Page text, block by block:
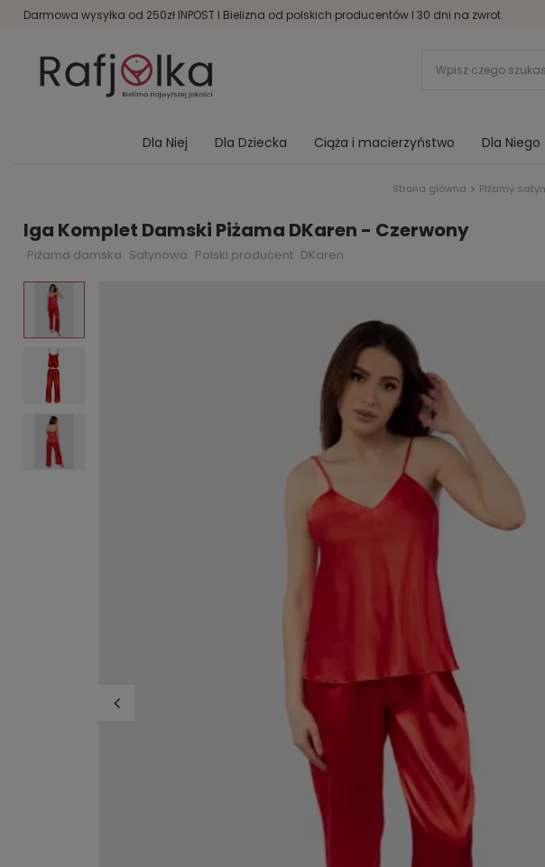
Darmowa wysyłka od 250zł INPOST I Bielizna od polskich producentów I 30 dni na zwrot
Dla Niej Dla Dziecka Ciąża i macierzyństwo Dla Niego
Strona główna Piżamy
Iga Komplet Damski Piżama DKaren - Czerwony
Piżama damska Satynowa Polski producent DKaren